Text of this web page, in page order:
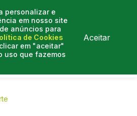
personalizar e
em nosso site
anúncios para
de Cookies
em "aceitar"
uso que fazemos
Aceitar